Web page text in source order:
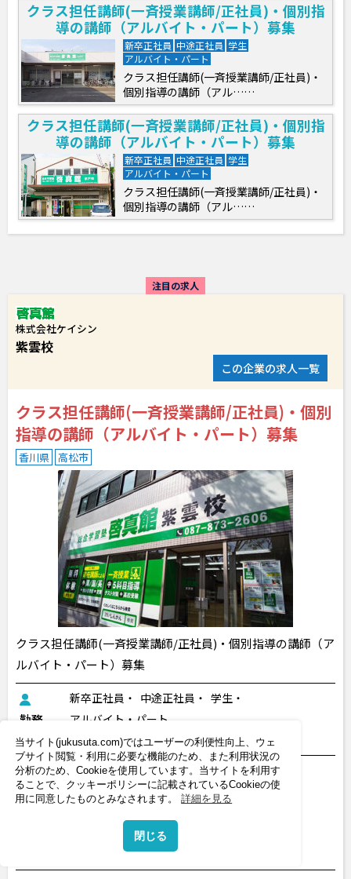
クラス担任講師(一斉授業講師/正社員)・個別指
導の講師（アルバイト・パート）募集
新卒正社員 中途正社員 学生
アルバイト・パート
クラス担任講師(一斉授業講師/正社員)・
個別指導の講師（アル……
クラス担任講師(一斉授業講師/正社員)・個別指
導の講師（アルバイト・パート）募集
新卒正社員 中途正社員 学生
アルバイト・パート
クラス担任講師(一斉授業講師/正社員)・
個別指導の講師（アル……
注目の求人
株式会社ケイシン
紫雲校
この企業の求人一覧
クラス担任講師(一斉授業講師/正社員)・個別
指導の講師（アルバイト・パート）募集
香川県 高松市
クラス担任講師(一斉授業講師/正社員)・個別指導の講師（ア
ルバイト・パート）募集
勤務
形態
新卒正社員 中途正社員
学生
アルバイト・パート
個別指導（講師）
集団指導（講師）
集団指導（10名以上）
グループ指導（10名以下）
大学生歓迎
研修制度充実
地域密着塾
車・バイク通勤OK
当サイト(jukusuta.com)ではユーザーの利便性向上、ウェ
ブサイト閲覧・利用に必要な機能のため、また利用状況の
分析のため、Cookieを使用しています。当サイトを利用す
ることで、クッキーポリシーに記載されているCookieの使
用に同意したものとみなされます。詳細を見る
閉じる